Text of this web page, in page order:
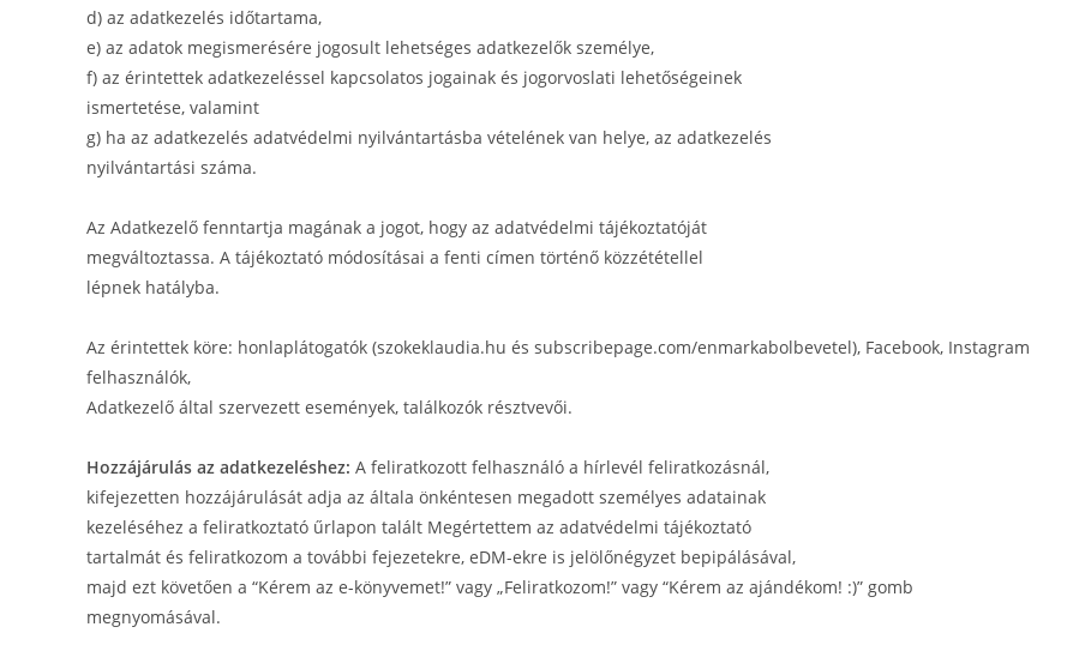
d) az adatkezelés időtartama,
e) az adatok megismerésére jogosult lehetséges adatkezelők személye,
f) az érintettek adatkezeléssel kapcsolatos jogainak és jogorvoslati lehetőségeinek
ismertetése, valamint
g) ha az adatkezelés adatvédelmi nyilvántartásba vételének van helye, az adatkezelés
nyilvántartási száma.
Az Adatkezelő fenntartja magának a jogot, hogy az adatvédelmi tájékoztatóját
megváltoztassa. A tájékoztató módosításai a fenti címen történő közzététellel
lépnek hatályba.
Az érintettek köre: honlaplátogatók (szokeklaudia.hu és subscribepage.com/enmarkabolbevetel), Facebook, Instagram
felhasználók,
Adatkezelő által szervezett események, találkozók résztvevői.
Hozzájárulás az adatkezeléshez: A feliratkozott felhasználó a hírlevél feliratkozásnál,
kifejezetten hozzájárulását adja az általa önkéntesen megadott személyes adatainak
kezeléséhez a feliratkoztató űrlapon talált Megértettem az adatvédelmi tájékoztató
tartalmát és feliratkozom a további fejezetekre, eDM-ekre is jelölőnégyzet bepipálásával,
majd ezt követően a “Kérem az e-könyvemet!” vagy „Feliratkozom!” vagy “Kérem az ajándékom! :)” gomb
megnyomásával.